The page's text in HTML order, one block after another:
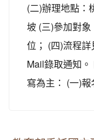
(二)辦理地點：
坡 (三)參加對
位； (四)流程
Mail錄取通知
寫為主： (一)